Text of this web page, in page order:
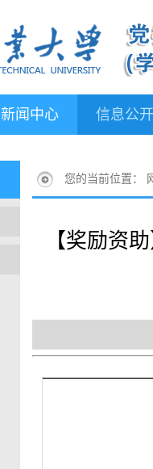
新闻中心 信息公开
您的当前位置：
【奖励资